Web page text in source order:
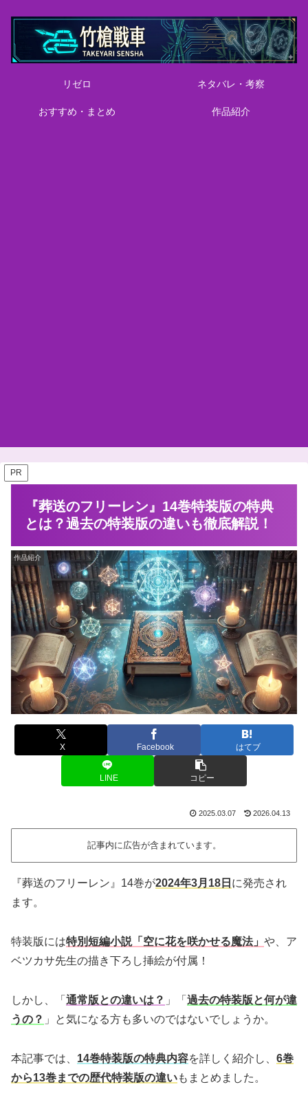
リゼロ ネタバレ・考察
おすすめ・まとめ 作品紹介
PR
『葬送のフリーレン』14巻特装版の特典
とは？過去の特装版の違いも徹底解説！
作品紹介
X Facebook はてブ
LINE コピー
2025.03.07 2026.04.13
記事内に広告が含まれています。
『葬送のフリーレン』14巻が2024年3月18日 に発売され
ます。
特装版には特別短編小説「空に花を咲かせる魔法」 や、ア
ベツカサ先生の描き下ろし挿絵が付属！
しかし、「 通常版との違いは？ 」「 過去の特装版と何が違
うの？ 」と気になる方も多いのではないでしょうか。
本記事では、 14巻特装版の特典内容を詳しく紹介し、 6巻
から13巻までの歴代特装版の違いもまとめました。